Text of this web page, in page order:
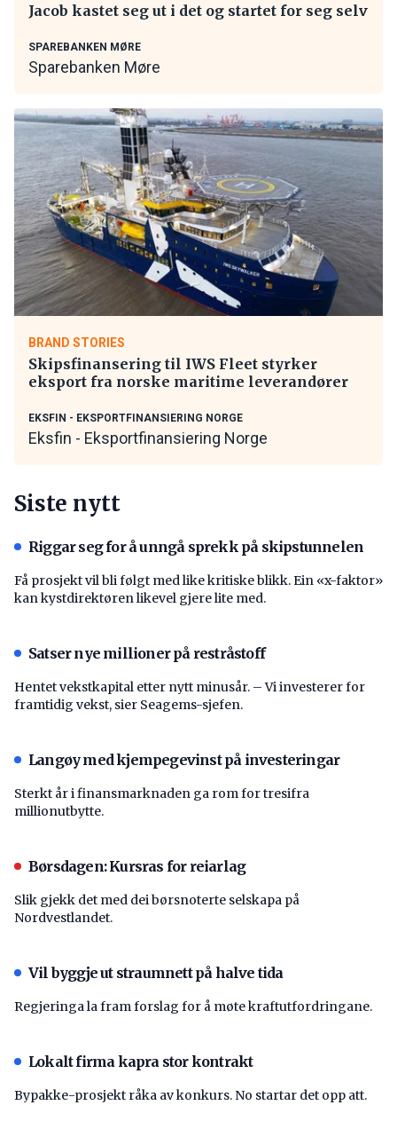
Jacob kastet seg ut i det og startet for seg selv
SPAREBANKEN MØRE
Sparebanken Møre
BRAND STORIES
Skipsfinansering til IWS Fleet styrker
eksport fra norske maritime leverandører
EKSFIN - EKSPORTFINANSIERING NORGE
Eksfin - Eksportfinansiering Norge
Siste nytt
Riggar seg for å unngå sprekk på skipstunnelen
Få prosjekt vil bli følgt med like kritiske blikk. Ein «x-faktor»
kan kystdirektøren likevel gjere lite med.
Satser nye millioner på restråstoff
Hentet vekstkapital etter nytt minusår. – Vi investerer for
framtidig vekst, sier Seagems-sjefen.
Langøy med kjempegevinst på investeringar
Sterkt år i finansmarknaden ga rom for tresifra
millionutbytte.
Børsdagen: Kursras for reiarlag
Slik gjekk det med dei børsnoterte selskapa på
Nordvestlandet.
Vil byggje ut straumnett på halve tida
Regjeringa la fram forslag for å møte kraftutfordringane.
Lokalt firma kapra stor kontrakt
Bypakke-prosjekt råka av konkurs. No startar det opp att.